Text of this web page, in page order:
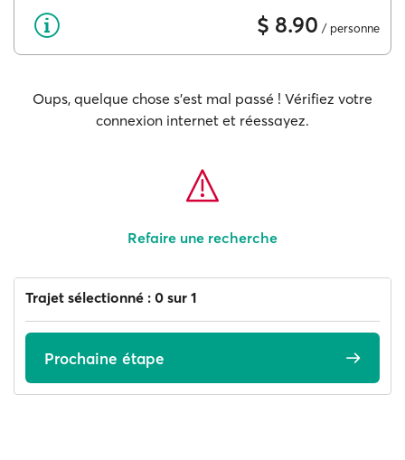
$ 8.90 / personne
Oups, quelque chose s'est mal passé ! Vérifiez votre
connexion internet et réessayez.
Refaire une recherche
Trajet sélectionné : 0 sur 1
Prochaine étape